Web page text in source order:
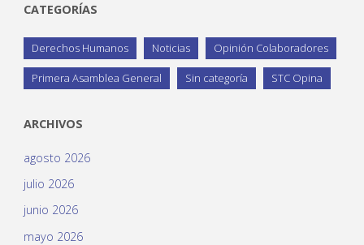
CATEGORÍAS
Derechos Humanos Noticias Opinión Colaboradores
Primera Asamblea General Sin categoría STC Opina
ARCHIVOS
agosto 2026
julio 2026
junio 2026
mayo 2026